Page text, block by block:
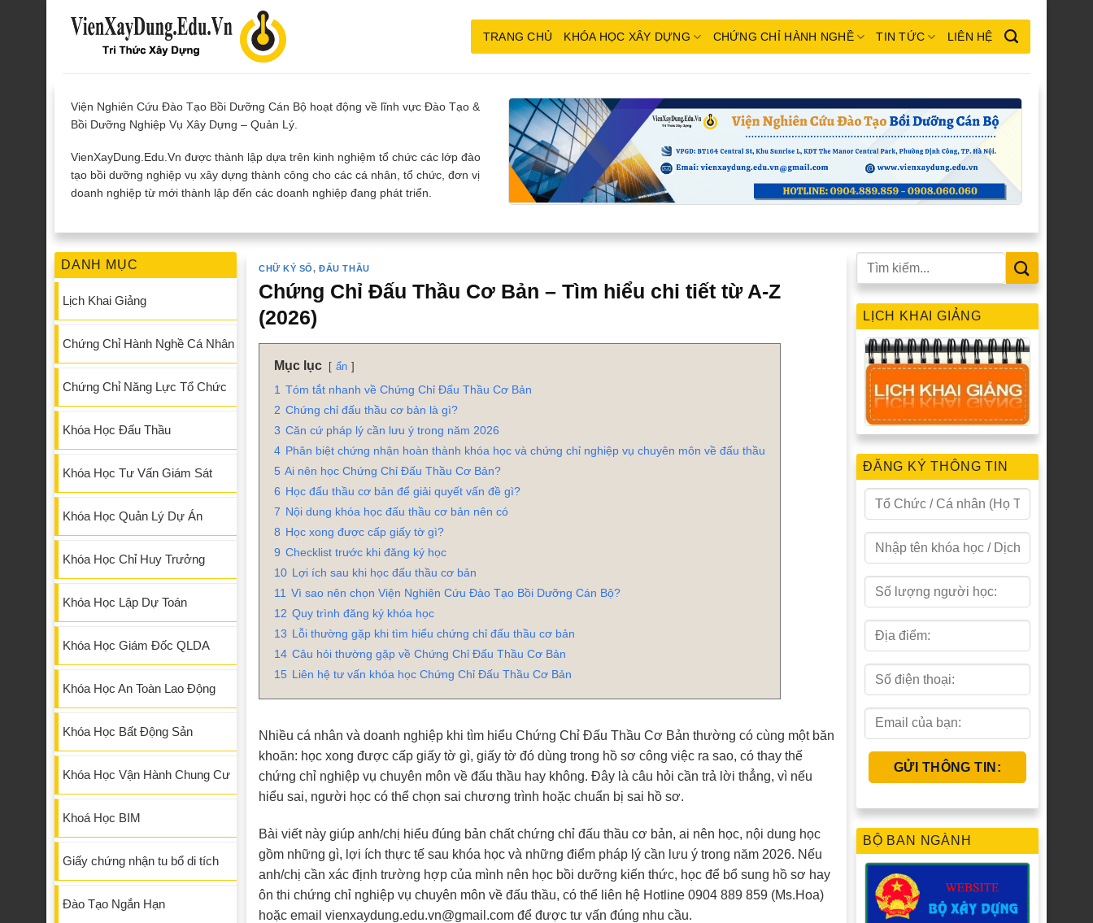
TRANG CHỦ KHÓA HỌC XÂY DỰNG CHỨNG CHỈ HÀNH NGHỀ TIN TỨC LIÊN HỆ
Viện Nghiên Cứu Đào Tạo Bồi Dưỡng Cán Bộ hoạt động về lĩnh vực Đào Tạo &
Bồi Dưỡng Nghiệp Vụ Xây Dựng – Quản Lý.
VienXayDung.Edu.Vn được thành lập dựa trên kinh nghiệm tổ chức các lớp đào
tạo bồi dưỡng nghiệp vụ xây dựng thành công cho các cá nhân, tổ chức, đơn vị
doanh nghiệp từ mới thành lập đến các doanh nghiệp đang phát triển.
DANH MỤC
Lịch Khai Giảng
Chứng Chỉ Hành Nghề Cá Nhân
Chứng Chỉ Năng Lực Tổ Chức
Khóa Học Đấu Thầu
Khóa Học Tư Vấn Giám Sát
Khóa Học Quản Lý Dự Án
Khóa Học Chỉ Huy Trưởng
Khóa Học Lập Dự Toán
Khóa Học Giám Đốc QLDA
Khóa Học An Toàn Lao Động
Khóa Học Bất Động Sản
Khóa Học Vận Hành Chung Cư
Khoá Học BIM
Giấy chứng nhận tu bổ di tích
Đào Tạo Ngắn Hạn
CHỮ KÝ SỐ,ĐẤU THẦU
Chứng Chỉ Đấu Thầu Cơ Bản – Tìm hiểu chi tiết từ A-Z
(2026)
Mục lục ẩn
1 Tóm tắt nhanh về Chứng Chỉ Đấu Thầu Cơ Bản
2 Chứng chỉ đấu thầu cơ bản là gì?
3 Căn cứ pháp lý cần lưu ý trong năm 2026
4 Phân biệt chứng nhận hoàn thành khóa học và chứng chỉ nghiệp vụ chuyên môn về đấu thầu
5 Ai nên học Chứng Chỉ Đấu Thầu Cơ Bản?
6 Học đấu thầu cơ bản để giải quyết vấn đề gì?
7 Nội dung khóa học đấu thầu cơ bản nên có
8 Học xong được cấp giấy tờ gì?
9 Checklist trước khi đăng ký học
10 Lợi ích sau khi học đấu thầu cơ bản
11 Vì sao nên chọn Viện Nghiên Cứu Đào Tạo Bồi Dưỡng Cán Bộ?
12 Quy trình đăng ký khóa học
13 Lỗi thường gặp khi tìm hiểu chứng chỉ đấu thầu cơ bản
14 Câu hỏi thường gặp về Chứng Chỉ Đấu Thầu Cơ Bản
15 Liên hệ tư vấn khóa học Chứng Chỉ Đấu Thầu Cơ Bản
Nhiều cá nhân và doanh nghiệp khi tìm hiểu Chứng Chỉ Đấu Thầu Cơ Bản thường có cùng một băn
khoăn: học xong được cấp giấy tờ gì, giấy tờ đó dùng trong hồ sơ công việc ra sao, có thay thế
chứng chỉ nghiệp vụ chuyên môn về đấu thầu hay không. Đây là câu hỏi cần trả lời thẳng, vì nếu
hiểu sai, người học có thể chọn sai chương trình hoặc chuẩn bị sai hồ sơ.
Bài viết này giúp anh/chị hiểu đúng bản chất chứng chỉ đấu thầu cơ bản, ai nên học, nội dung học
gồm những gì, lợi ích thực tế sau khóa học và những điểm pháp lý cần lưu ý trong năm 2026. Nếu
anh/chị cần xác định trường hợp của mình nên học bồi dưỡng kiến thức, học để bổ sung hồ sơ hay
ôn thi chứng chỉ nghiệp vụ chuyên môn về đấu thầu, có thể liên hệ Hotline 0904 889 859 (Ms.Hoa)
hoặc email vienxaydung.edu.vn@gmail.com để được tư vấn đúng nhu cầu.
LỊCH KHAI GIẢNG
ĐĂNG KÝ THÔNG TIN
BỘ BAN NGÀNH